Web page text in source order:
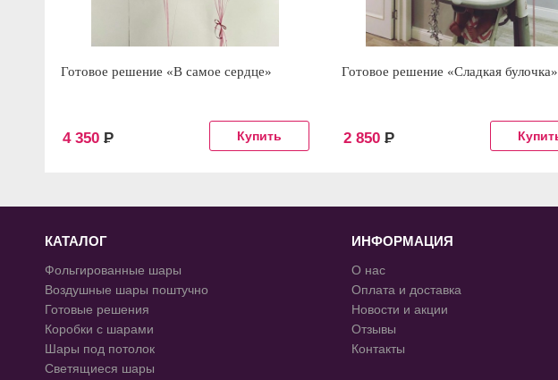
Готовое решение «В самое сердце»
4 350 Р
Готовое решение «Сладкая булочка»
2 850 Р
КАТАЛОГ
Фольгированные шары
Воздушные шары поштучно
Готовые решения
Коробки с шарами
Шары под потолок
Светящиеся шары
ИНФОРМАЦИЯ
О нас
Оплата и доставка
Новости и акции
Отзывы
Контакты